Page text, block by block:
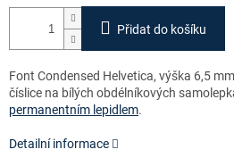
Přidat do košíku
Font Condensed Helvetica, výška 6,5
číslice na bílých obdélníkových
permanentním lepidlem.
Detailní informace